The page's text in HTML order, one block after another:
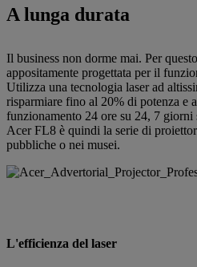
A lunga durata
Il business non dorme mai. Per
appositamente progettata per il
Utilizza una tecnologia laser ad
risparmiare fino al 20% di potenza e
funzionamento 24 ore su 24, 7 giorni
Acer FL8 è quindi la serie di
pubbliche o nei musei.
L'efficienza del laser